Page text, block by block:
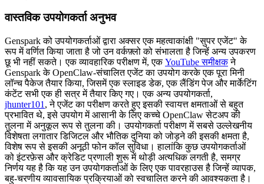
वास्तविक उपयोगकर्ता अनुभव
Genspark को उपयोगकर्ताओं द्वारा अक्सर एक महत्वाकांक्षी "सुपर एजेंट" के
रूप में वर्णित किया जाता है जो उन वर्कफ़्लो को संभालता है जिन्हें अन्य उपकरण
छू भी नहीं सकते। एक व्यावहारिक परीक्षण में, एक YouTube समीक्षक ने
Genspark के OpenClaw-संचालित एजेंट का उपयोग करके एक पूरा मिनी
लॉन्च पैकेज तैयार किया, जिसमें एक स्लाइड डेक, एक लैंडिंग पेज और मार्केटिंग
कंटेंट सभी एक ही सत्र में तैयार किए गए। एक अन्य उपयोगकर्ता,
jhunter101 , ने एजेंट का परीक्षण करते हुए इसकी स्वायत्त क्षमताओं से बहुत
प्रभावित थे, इसे उपयोग में आसानी के लिए कच्चे OpenClaw सेटअप की
तुलना में अनुकूल रूप से तुलना की। उपयोगकर्ता परीक्षण में सबसे उल्लेखनीय
विशेषता लगातार डिजिटल और भौतिक दुनिया को जोड़ने की इसकी क्षमता है,
विशेष रूप से इसकी अनूठी फोन कॉल सुविधा। हालांकि कुछ उपयोगकर्ताओं
को इंटरफ़ेस और क्रेडिट प्रणाली शुरू में थोड़ी अत्यधिक लगती है, समग्र
निर्णय यह है कि यह उन उपयोगकर्ताओं के लिए एक पावरहाउस है जिन्हें व्यापक,
बहु-चरणीय व्यावसायिक प्रक्रियाओं को स्वचालित करने की आवश्यकता है।